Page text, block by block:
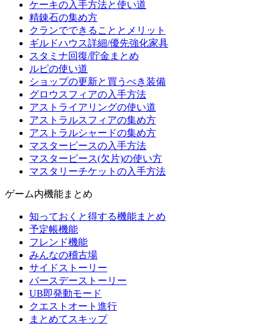
ケーキの入手方法と使い道
精錬石の集め方
クランでできることとメリット
ギルドハウス詳細/優先強化家具
スタミナ回復/貯金まとめ
ルピの使い道
ショップの更新と買うべき装備
グロウスフィアの入手方法
アストライアリングの使い道
アストラルスフィアの集め方
アストラルシャードの集め方
マスターピースの入手方法
マスターピース(欠片)の使い方
マスタリーチケットの入手方法
ゲーム内機能まとめ
知っておくと得する機能まとめ
予定帳機能
フレンド機能
みんなの稽古場
サイドストーリー
バースデーストーリー
UB即発動モード
クエストオート進行
まとめてスキップ